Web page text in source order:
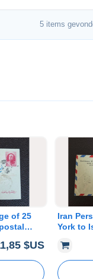
5 items
of 25
$US
Iran
York to